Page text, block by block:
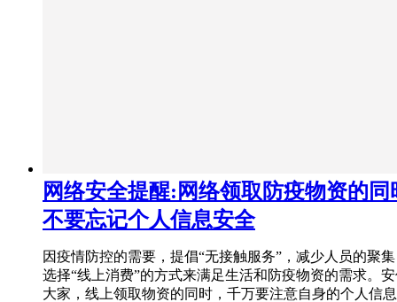
网络安全提醒:网络领取防疫物资的同
不要忘记个人信息安全
因疫情防控的需要，提倡“无接触服务”，减少人员的聚
选择“线上消费”的方式来满足生活和防疫物资的需求。
大家，线上领取物资的同时，千万要注意自身的个人信